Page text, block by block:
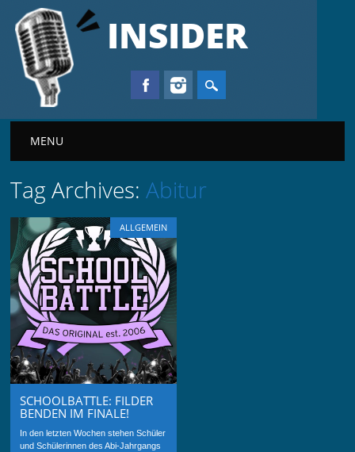
INSIDER
Main menu
MENU
Tag Archives:Abitur
ALLGEMEIN
SCHOOLBATTLE: FILDER
BENDEN IM FINALE!
In den letzten Wochen stehen Schüler
und Schülerinnen des Abi-Jahrgangs